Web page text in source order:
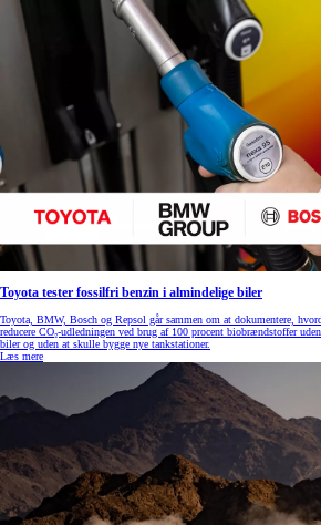
Toyota tester fossilfri benzin i almindelige biler
Toyota, BMW, Bosch og Repsol går sammen om at dokumentere,
reducere CO₂-udledningen ved brug af 100 procent biobrændstoffer
biler og uden at skulle bygge nye tankstationer.
Læs mere